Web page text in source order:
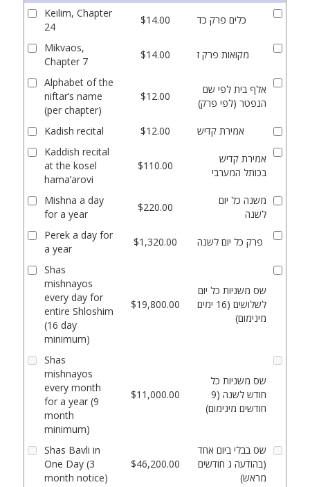
Keilim, Chapter
24
$14.00 כלים פרק כד
Mikvaos,
Chapter 7
$14.00 מקואות פרק ז
Alphabet of the
niftar’s name
(per chapter)
$12.00
אלף בית לפי שם
הנפטר (לפי פרק)
Kadish recital $12.00
אמירת קדיש
Kaddish recital
at the kosel
hama’arovi
$110.00
אמירת קדיש
בכותל המערבי
Mishna a day
for a year
$220.00
משנה כל יום
לשנה
Perek a day for
a year
$1,320.00 פרק כל יום לשנה
Shas
mishnayos
every day for
entire Shloshim
(16 day
minimum)
$19,800.00
שס משניות כל יום
לשלושים (16 ימים
מינימום)
Shas
mishnayos
every month
for a year (9
month
minimum)
$11,000.00
שס משניות כל
חודש לשנה (9
חודשים מינימום)
Shas Bavli in
One Day (3
month notice)
$46,200.00
שס בבלי ביום אחד
(בהודעה ג חודשים
מראש)